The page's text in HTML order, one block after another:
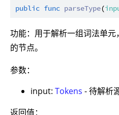
public func parseType(
功能：用于解析一组词法单元
的节点。
参数：
input: Tokens - 待解析
返回值：